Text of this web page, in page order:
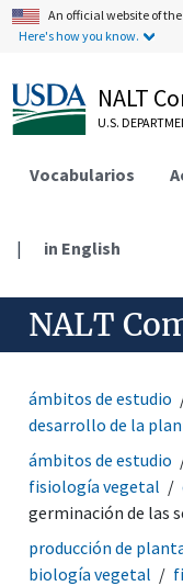
An official website of
Here's how you know.
NALT
U.S.
Vocabularios
| in English
NALT
ámbitos de estudio
desarrollo de la
ámbitos de estudio
fisiología vegetal
germinación de las
producción de
biología vegetal